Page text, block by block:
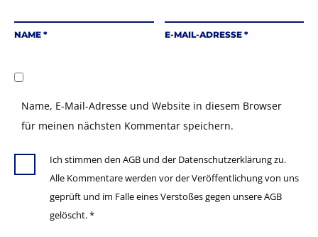
NAME * E-MAIL-ADRESSE *
Name, E-Mail-Adresse und Website in diesem Browser
für meinen nächsten Kommentar speichern.
Ich stimmen den AGB und der Datenschutzerklärung zu.
Alle Kommentare werden vor der Veröffentlichung von uns
geprüft und im Falle eines Verstoßes gegen unsere AGB
gelöscht.*